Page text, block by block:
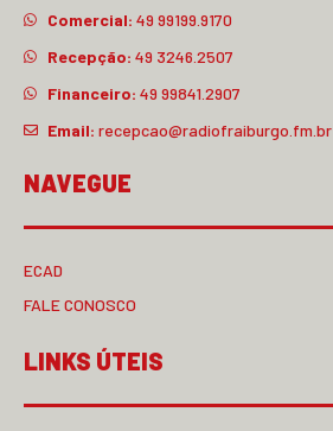
Comercial: 49 99199.9170
Recepção: 49 3246.2507
Financeiro: 49 99841.2907
Email: recepcao@radiofraiburgo.fm.br
NAVEGUE
ECAD
FALE CONOSCO
LINKS ÚTEIS